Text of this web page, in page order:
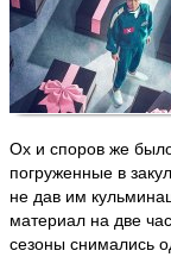
Ох и споров же
погруженные в
не дав им
материал на две
сезоны снимались